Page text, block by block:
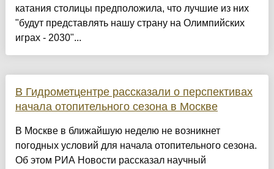
катания столицы предположила, что лучшие из них
"будут представлять нашу страну на Олимпийских
играх - 2030"...
В Гидрометцентре рассказали о перспективах
начала отопительного сезона в Москве
В Москве в ближайшую неделю не возникнет
погодных условий для начала отопительного сезона.
Об этом РИА Новости рассказал научный